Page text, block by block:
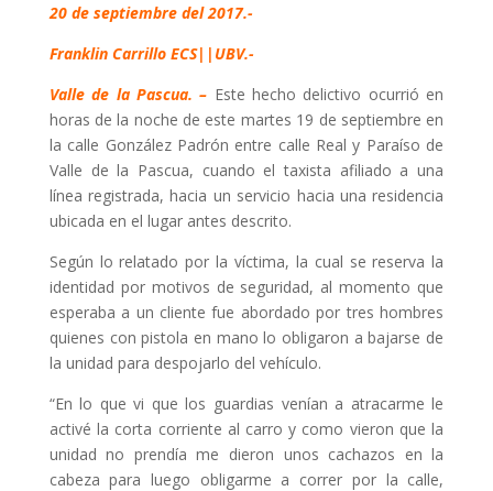
20 de septiembre del 2017.-
Franklin Carrillo ECS||UBV.-
Valle de la Pascua. – Este hecho delictivo ocurrió en
horas de la noche de este martes 19 de septiembre en
la calle González Padrón entre calle Real y Paraíso de
Valle de la Pascua, cuando el taxista afiliado a una
línea registrada, hacia un servicio hacia una residencia
ubicada en el lugar antes descrito.
Según lo relatado por la víctima, la cual se reserva la
identidad por motivos de seguridad, al momento que
esperaba a un cliente fue abordado por tres hombres
quienes con pistola en mano lo obligaron a bajarse de
la unidad para despojarlo del vehículo.
“En lo que vi que los guardias venían a atracarme le
activé la corta corriente al carro y como vieron que la
unidad no prendía me dieron unos cachazos en la
cabeza para luego obligarme a correr por la calle,